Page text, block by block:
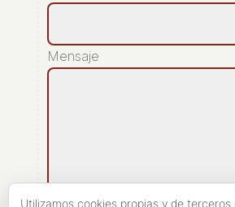
Mensaje
Utilizamos cookies propias y de